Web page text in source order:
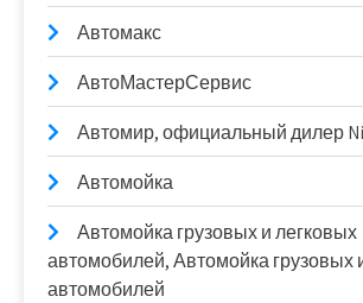
Автомакс
АвтоМастерСервис
Автомир, официальный дилер
Автомойка
Автомойка грузовых и легковых
автомобилей, Автомойка грузовых
автомобилей